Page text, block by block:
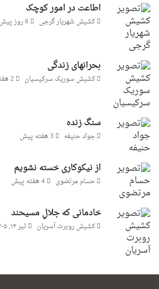
اطاعت در امور کوچک
کشیش شهریار گرجى 6 روز پیش
بحرانهای زندگی
کشیش سوریک سرکیسیان 2 هفته پیش
سنگ زنده
جواد حنیفه 3 هفته پیش
از نیکوکاری خسته نشویم
حسام مرتضوی 4 هفته پیش
خادمانی که جلالِ مسیحند
کشیش روبرت آسریان تیر ۱۴, ۱۴۰۵